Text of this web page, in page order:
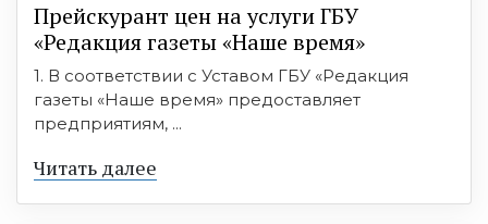
Прейскурант цен на услуги ГБУ
«Редакция газеты «Наше время»
1. В соответствии с Уставом ГБУ «Редакция
газеты «Наше время» предоставляет
предприятиям, ...
Читать далее